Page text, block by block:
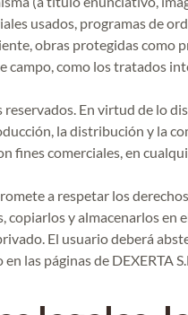
usados, programas de
obras protegidas
campo, como los tratados
reservados. En virtud de lo
la distribución y la
fines comerciales, en
a respetar los
copiarlos y almacenarlos en
El usuario deberá
las páginas de DEXERTA